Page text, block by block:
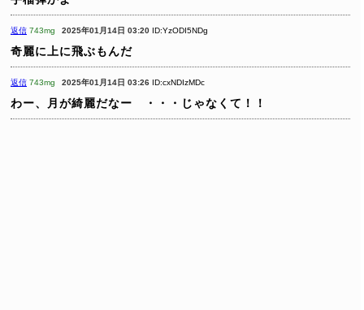
返信 743mg 2025年01月14日 03:20 ID:YzODI5NDg
奇麗に上に飛ぶもんだ
返信 743mg 2025年01月14日 03:26 ID:cxNDIzMDc
わー、月が綺麗だなー ・・・じゃなくて！！